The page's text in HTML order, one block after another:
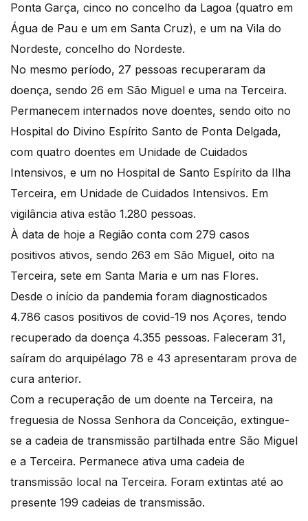
Ponta Garça, cinco no concelho da Lagoa (quatro em
Água de Pau e um em Santa Cruz), e um na Vila do
Nordeste, concelho do Nordeste.
No mesmo período, 27 pessoas recuperaram da
doença, sendo 26 em São Miguel e uma na Terceira.
Permanecem internados nove doentes, sendo oito no
Hospital do Divino Espírito Santo de Ponta Delgada,
com quatro doentes em Unidade de Cuidados
Intensivos, e um no Hospital de Santo Espírito da Ilha
Terceira, em Unidade de Cuidados Intensivos. Em
vigilância ativa estão 1.280 pessoas.
À data de hoje a Região conta com 279 casos
positivos ativos, sendo 263 em São Miguel, oito na
Terceira, sete em Santa Maria e um nas Flores.
Desde o início da pandemia foram diagnosticados
4.786 casos positivos de covid-19 nos Açores, tendo
recuperado da doença 4.355 pessoas. Faleceram 31,
saíram do arquipélago 78 e 43 apresentaram prova de
cura anterior.
Com a recuperação de um doente na Terceira, na
freguesia de Nossa Senhora da Conceição, extingue-
se a cadeia de transmissão partilhada entre São Miguel
e a Terceira. Permanece ativa uma cadeia de
transmissão local na Terceira. Foram extintas até ao
presente 199 cadeias de transmissão.